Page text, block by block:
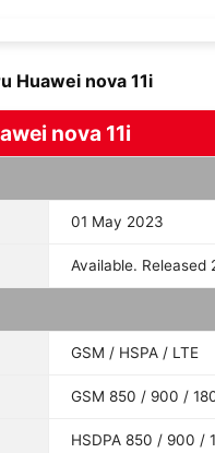
Huawei nova 11i
nova 11i
01 May 2023
Available. Released
GSM / HSPA / LTE
GSM 850 / 900 /
HSDPA 850 / 900 /